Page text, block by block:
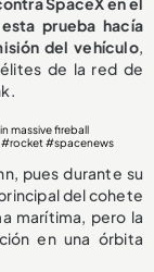
prueba hacía
del vehículo,
de la red de
massive fireball
#rocket #spacenews
pues durante su
del cohete
marítima, pero la
en una órbita